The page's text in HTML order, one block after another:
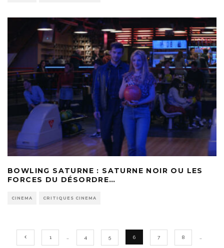
BOWLING SATURNE : SATURNE NOIR OU LES
FORCES DU DÉSORDRE…
CINEMA CRITIQUES CINEMA
1 … 4 5 6 7 8 …